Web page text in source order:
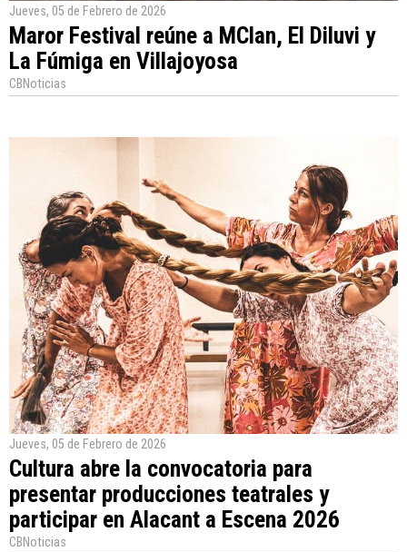
Jueves, 05 de Febrero de 2026
Maror Festival reúne a MClan, El Diluvi y
La Fúmiga en Villajoyosa
CBNoticias
Jueves, 05 de Febrero de 2026
Cultura abre la convocatoria para
presentar producciones teatrales y
participar en Alacant a Escena 2026
CBNoticias